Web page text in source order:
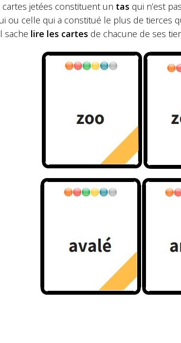
cartes jetées constituent un tas qui n’est
ou celle qui a constitué le plus de tierces
sache lire les cartes de chacune de ses